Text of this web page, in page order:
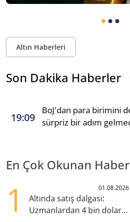
Altın Haberleri
Son Dakika Haberler
19:09
BoJ'dan para birimini
sürpriz bir adım
En Çok Okunan
1 01.08.2026
Altında satış dalgası:
Uzmanlardan 4 bin dolar